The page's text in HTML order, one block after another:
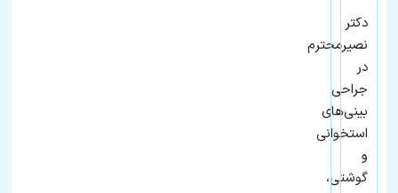
دکتر
نصیرمحترم
در
جراحی
بینی‌های
استخوانی
و
گوشتی،